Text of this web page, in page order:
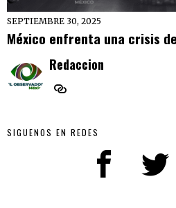
SEPTIEMBRE 30, 2025
México enfrenta una crisis
Redaccion
SIGUENOS EN REDES